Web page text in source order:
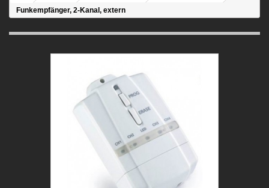
Funkempfänger, 2-Kanal, extern